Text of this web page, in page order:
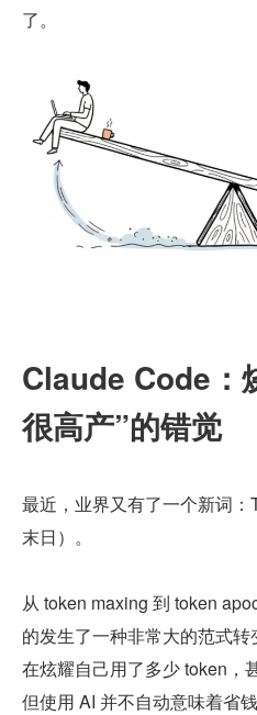
了。
Claude Code：
很高产”的错觉
最近，业界又有了一个新词
末日）。
从 token maxing 到 token
的发生了一种非常大的范式
在炫耀自己用了多少 token，
但使用 AI 并不自动意味着省